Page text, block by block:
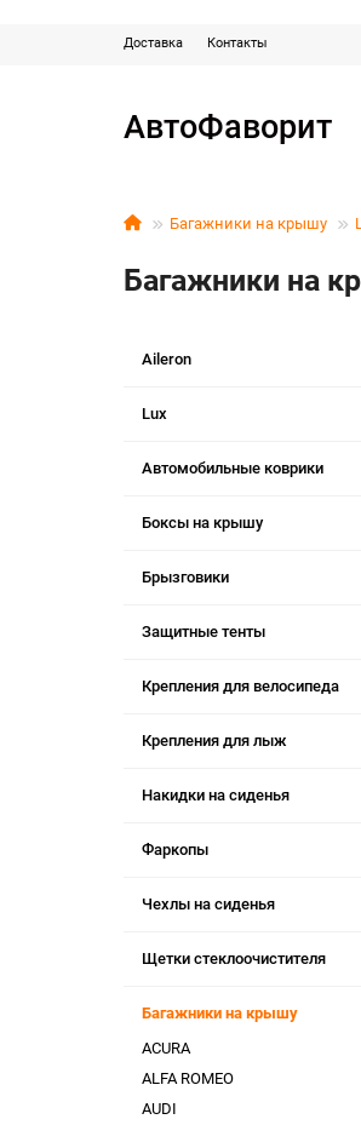
Доставка Контакты
АвтоФаворит
Багажники на крышу
Багажники на
Aileron
Lux
Автомобильные коврики
Боксы на крышу
Брызговики
Защитные тенты
Крепления для велосипеда
Крепления для лыж
Накидки на сиденья
Фаркопы
Чехлы на сиденья
Щетки стеклоочистителя
Багажники на крышу
ACURA
ALFA ROMEO
AUDI